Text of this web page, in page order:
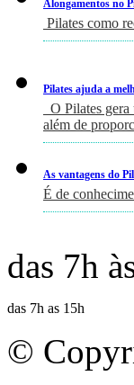
Alongamentos no
Pilates como
Pilates ajuda a
O Pilates
além de
As vantagens do
É de
das 7h
das 7h as 15h
©